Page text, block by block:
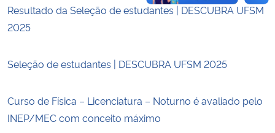
Planalto
Resultado da Seleção de estudantes | DESCUBRA UFSM
2025
Seleção de estudantes | DESCUBRA UFSM 2025
Curso de Física – Licenciatura – Noturno é avaliado pelo
INEP/MEC com conceito máximo